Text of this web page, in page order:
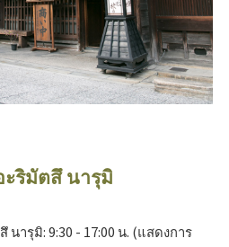
ริมัตสึ นารุมิ
รุมิ: 9:30 - 17:00 น. (แสดงการ